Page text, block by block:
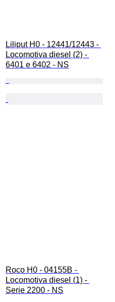
Liliput H0 - 12441/12443 -
Locomotiva diesel (2) -
6401 e 6402 - NS
Roco H0 - 04155B -
Locomotiva diesel (1) -
Serie 2200 - NS